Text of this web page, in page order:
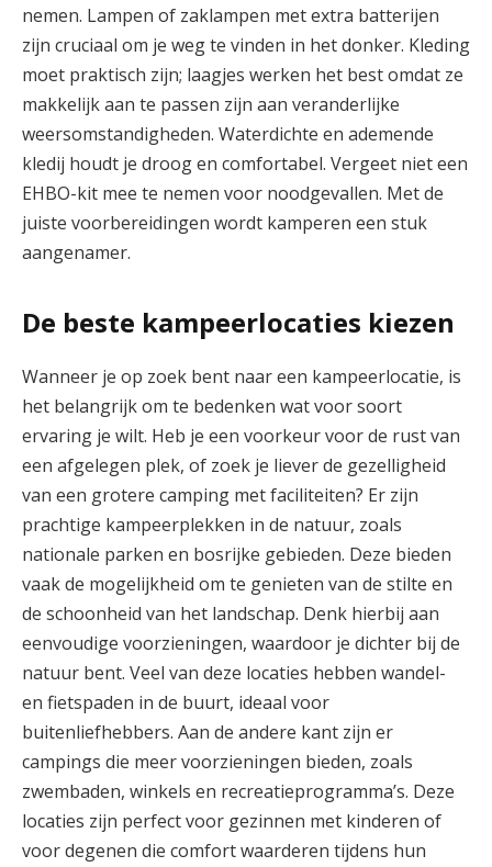
nemen. Lampen of zaklampen met extra batterijen
zijn cruciaal om je weg te vinden in het donker. Kleding
moet praktisch zijn; laagjes werken het best omdat ze
makkelijk aan te passen zijn aan veranderlijke
weersomstandigheden. Waterdichte en ademende
kledij houdt je droog en comfortabel. Vergeet niet een
EHBO-kit mee te nemen voor noodgevallen. Met de
juiste voorbereidingen wordt kamperen een stuk
aangenamer.
De beste kampeerlocaties kiezen
Wanneer je op zoek bent naar een kampeerlocatie, is
het belangrijk om te bedenken wat voor soort
ervaring je wilt. Heb je een voorkeur voor de rust van
een afgelegen plek, of zoek je liever de gezelligheid
van een grotere camping met faciliteiten? Er zijn
prachtige kampeerplekken in de natuur, zoals
nationale parken en bosrijke gebieden. Deze bieden
vaak de mogelijkheid om te genieten van de stilte en
de schoonheid van het landschap. Denk hierbij aan
eenvoudige voorzieningen, waardoor je dichter bij de
natuur bent. Veel van deze locaties hebben wandel-
en fietspaden in de buurt, ideaal voor
buitenliefhebbers. Aan de andere kant zijn er
campings die meer voorzieningen bieden, zoals
zwembaden, winkels en recreatieprogramma’s. Deze
locaties zijn perfect voor gezinnen met kinderen of
voor degenen die comfort waarderen tijdens hun